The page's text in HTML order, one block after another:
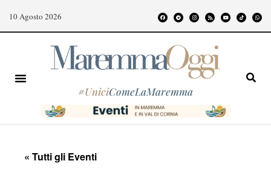
10 Agosto 2026
#UniciComeLaMaremma
« Tutti gli Eventi